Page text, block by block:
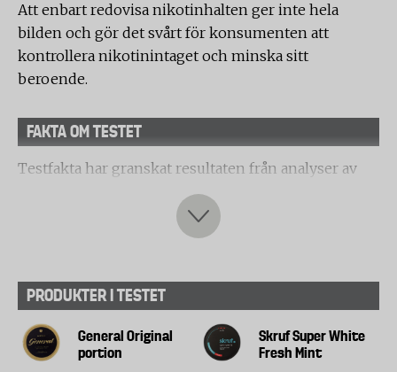
Att enbart redovisa nikotinhalten ger inte hela
bilden och gör det svårt för konsumenten att
kontrollera nikotinintaget och minska sitt
beroende.
FAKTA OM TESTET
Testfakta har granskat resultaten från analyser av
snus som genomförts av det oberoende laboratoriet
i Lidköping. Analysresultaten
Nicoleaks
stårHaypp Groupsom driver e-handel med snus
och tobaksprodukter.
Testfakta har bland annat tagit del av dessa
rapporter samt konsulterat oberoende experter.
PRODUKTER I TESTET
General Original
portion
Skruf Super White
Fresh Mint